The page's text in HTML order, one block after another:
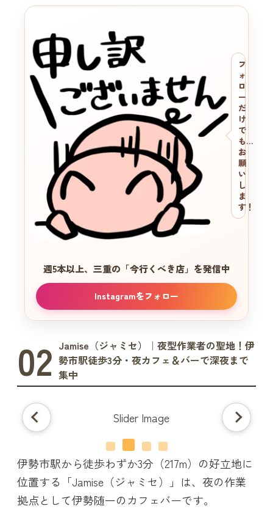
フ
ォ
ロ
ー
だ
け
で
も…
お
願
い
し
ま
す！
週5本以上、三重の 「今行くべき店」を発信中
Instagramをフォロー
02 Jamise（ジャミセ）｜夜型作業者の聖地！伊
勢市駅徒歩3分・夜カフェ＆バーで深夜まで
集中
伊勢市駅から徒歩わずか3分（217m）の好立地に
位置する「Jamise（ジャミセ）」は、夜の作業
拠点として伊勢随一のカフェバーです。